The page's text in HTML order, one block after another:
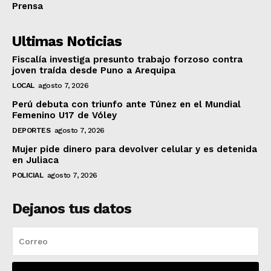
Prensa
Ultimas Noticias
Fiscalía investiga presunto trabajo forzoso contra
joven traída desde Puno a Arequipa
LOCAL agosto 7, 2026
Perú debuta con triunfo ante Túnez en el Mundial
Femenino U17 de Vóley
DEPORTES agosto 7, 2026
Mujer pide dinero para devolver celular y es detenida
en Juliaca
POLICIAL agosto 7, 2026
Dejanos tus datos